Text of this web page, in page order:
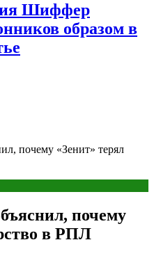
Шиффер
образом в
почему «Зенит» терял
почему
в РПЛ